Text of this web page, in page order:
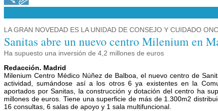
LA GRAN NOVEDAD ES LA UNIDAD DE CONSEJO Y CUIDADO
Sanitas abre un nuevo centro Milenium en
Ha supuesto una inversión de 4,2 millones de euros
Redacción. Madrid
Milenium Centro Médico Núñez de Balboa, el nuevo centro de
actividad, sumándose así a los otros 6 ya existentes en la
aportados por Sanitas, la construcción y dotación del centro ha
millones de euros. Tiene una superficie de más de 1.300m2
16 consultas, 6 salas de apoyo y 1 sala multifuncional.